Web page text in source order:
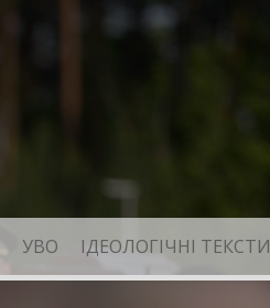
УВО ІДЕОЛОГІЧНІ ТЕКСТИ